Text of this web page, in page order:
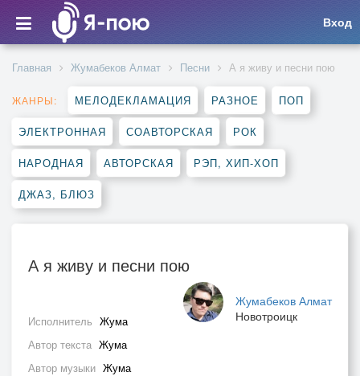
Вход
Главная Жумабеков Алмат Песни А я живу и песни пою
ЖАНРЫ: МЕЛОДЕКЛАМАЦИЯ РАЗНОЕ ПОП
ЭЛЕКТРОННАЯ СОАВТОРСКАЯ РОК
НАРОДНАЯ АВТОРСКАЯ РЭП, ХИП-ХОП
ДЖАЗ, БЛЮЗ
А я живу и песни пою
Жумабеков Алмат
Новотроицк
Исполнитель Жума
Автор текста Жума
Автор музыки Жума